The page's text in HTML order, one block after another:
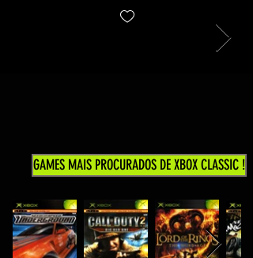
GAMES MAIS PROCURADOS DE XBOX CLASSIC !